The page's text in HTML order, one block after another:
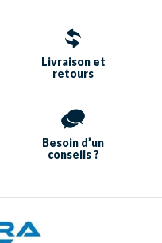
Livraison et
retours
Besoin d’un
conseils ?